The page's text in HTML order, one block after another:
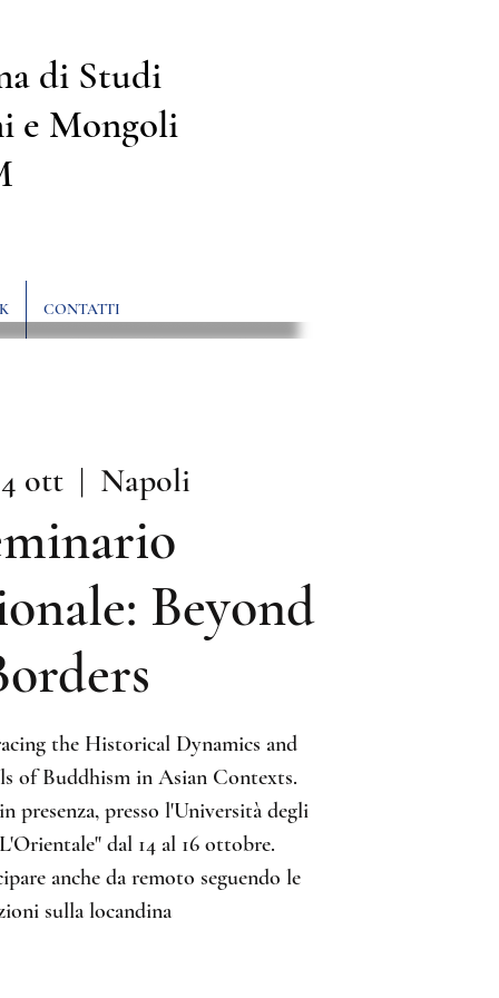
di Studi
e Mongoli
CONTATTI
ott
  |
Napoli
Beyond
the Historical Dynamics and
of Buddhism in Asian Contexts.
presenza, presso l'Università degli
dal 14 al 16 ottobre.
anche da remoto seguendo le
sulla locandina